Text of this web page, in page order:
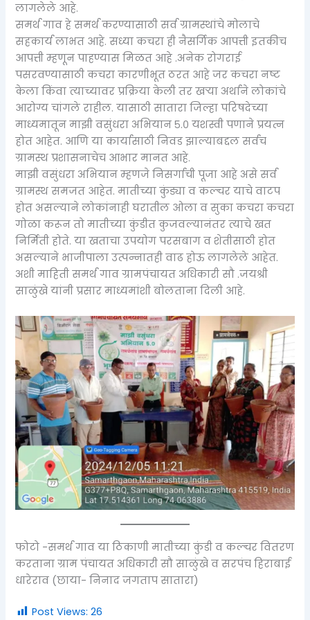
लागलेले आहे.
समर्थ गाव हे समर्थ करण्यासाठी सर्व ग्रामस्थांचे मोलाचे
सहकार्य लाभत आहे. सध्या कचरा ही नैसर्गिक आपत्ती इतकीच
आपत्ती म्हणून पाहण्यास मिळत आहे .अनेक रोगराई
पसरवण्यासाठी कचरा कारणीभूत ठरत आहे जर कचरा नष्ट
केला किंवा त्याच्यावर प्रक्रिया केली तर खऱ्या अर्थाने लोकांचे
आरोग्य चांगले राहील. यासाठी सातारा जिल्हा परिषदेच्या
माध्यमातून माझी वसुंधरा अभियान ५.० यशस्वी पणाने प्रयत्न
होत आहेत. आणि या कार्यासाठी निवड झाल्याबद्दल सर्वच
ग्रामस्थ प्रशासनाचेच आभार मानत आहे.
माझी वसुंधरा अभियान म्हणजे निसर्गाची पूजा आहे असे सर्व
ग्रामस्थ समजत आहेत. मातीच्या कुंड्या व कल्चर याचे वाटप
होत असल्याने लोकांनाही घरातील ओला व सुका कचरा कचरा
गोळा करून तो मातीच्या कुंडीत कुजवल्यानंतर त्याचे खत
निर्मिती होते. या खताचा उपयोग परसबाग व शेतीसाठी होत
असल्याने भाजीपाला उत्पन्नातही वाढ होऊ लागलेले आहेत.
अशी माहिती समर्थ गाव ग्रामपंचायत अधिकारी सौ .जयश्री
साळुंखे यांनी प्रसार माध्यमांशी बोलताना दिली आहे.
फोटो -समर्थ गाव या ठिकाणी मातीच्या कुंडी व कल्चर वितरण
करताना ग्राम पंचायत अधिकारी सौ साळुंखे व सरपंच हिराबाई
धारेराव (छाया- निनाद जगताप सातारा)
Post Views: 26